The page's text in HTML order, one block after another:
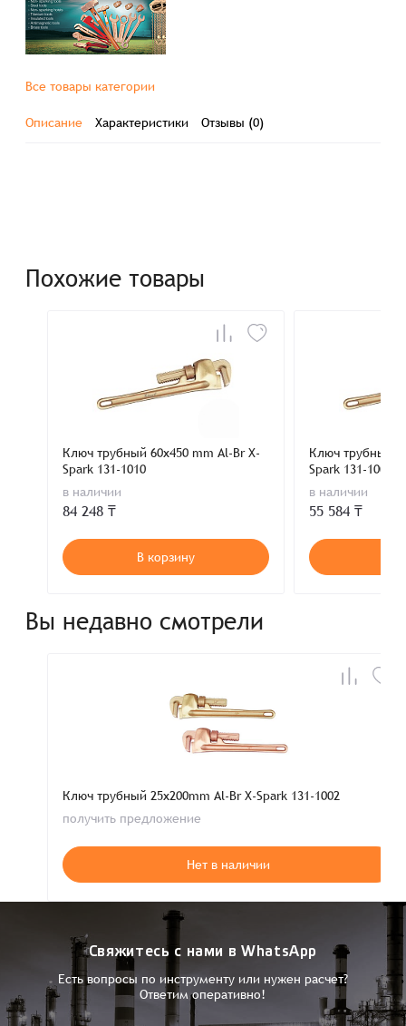
Все товары категории
Описание Характеристики Отзывы (0)
Похожие товары
Ключ трубный 60x450 mm Al-Br X-
Spark 131-1010
в наличии
84 248 ₸
В корзину
Ключ трубный
Spark 131-1008
в наличии
55 584 ₸
Вы недавно смотрели
Ключ трубный 25x200mm Al-Br X-Spark 131-1002
получить предложение
Нет в наличии
Свяжитесь с нами в WhatsApp
Есть вопросы по инструменту или нужен расчет?
Ответим оперативно!